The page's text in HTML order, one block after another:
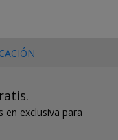
en exclusiva para